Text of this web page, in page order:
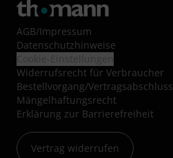
AGB/Impressum
Datenschutzhinweise
Widerrufsrecht für Verbraucher
Bestellvorgang/Vertragsabschluss
Mängelhaftungsrecht
Erklärung zur Barrierefreiheit
Vertrag widerrufen